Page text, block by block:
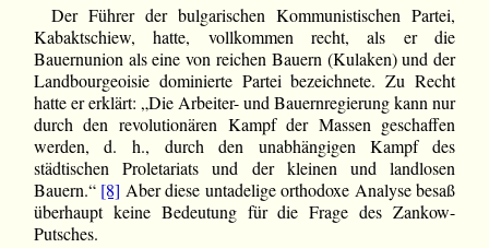
Der Führer der bulgarischen Kommunistischen Partei,
Kabaktschiew, hatte, vollkommen recht, als er die
Bauernunion als eine von reichen Bauern (Kulaken) und der
Landbourgeoisie dominierte Partei bezeichnete. Zu Recht
hatte er erklärt: „Die Arbeiter- und Bauernregierung kann nur
durch den revolutionären Kampf der Massen geschaffen
werden, d. h., durch den unabhängigen Kampf des
städtischen Proletariats und der kleinen und landlosen
Bauern.“ [8] Aber diese untadelige orthodoxe Analyse besaß
überhaupt keine Bedeutung für die Frage des Zankow-
Putsches.